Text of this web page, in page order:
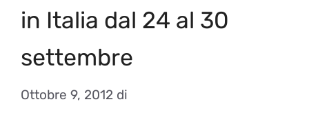
in Italia dal 24 al 30
settembre
Ottobre 9, 2012 di